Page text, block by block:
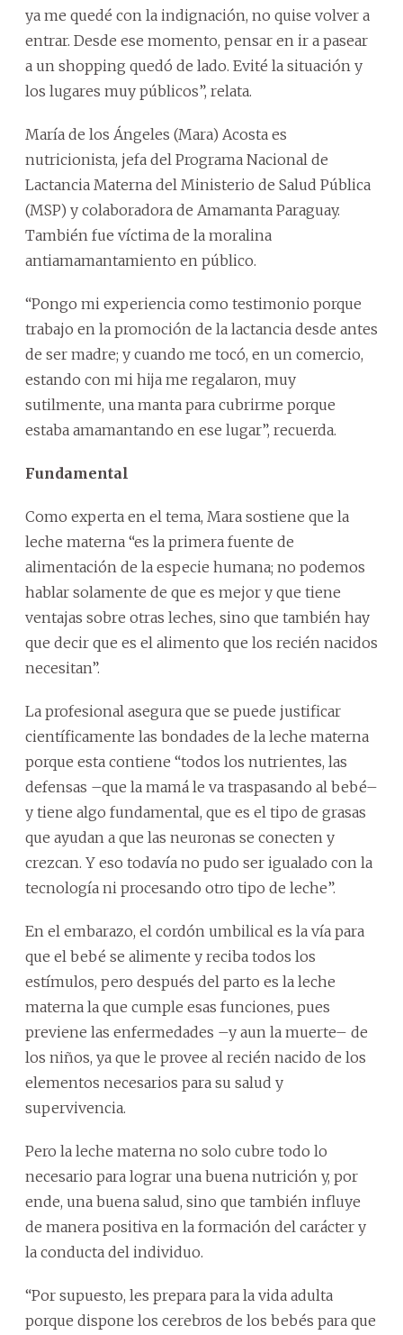
ya me quedé con la indignación, no quise volver a
entrar. Desde ese momento, pensar en ir a pasear
a un shopping quedó de lado. Evité la situación y
los lugares muy públicos”, relata.
María de los Ángeles (Mara) Acosta es
nutricionista, jefa del Programa Nacional de
Lactancia Materna del Ministerio de Salud Pública
(MSP) y colaboradora de Amamanta Paraguay.
También fue víctima de la moralina
antiamamantamiento en público.
“Pongo mi experiencia como testimonio porque
trabajo en la promoción de la lactancia desde antes
de ser madre; y cuando me tocó, en un comercio,
estando con mi hija me regalaron, muy
sutilmente, una manta para cubrirme porque
estaba amamantando en ese lugar”, recuerda.
Fundamental
Como experta en el tema, Mara sostiene que la
leche materna “es la primera fuente de
alimentación de la especie humana; no podemos
hablar solamente de que es mejor y que tiene
ventajas sobre otras leches, sino que también hay
que decir que es el alimento que los recién nacidos
necesitan”.
La profesional asegura que se puede justificar
científicamente las bondades de la leche materna
porque esta contiene “todos los nutrientes, las
defensas –que la mamá le va traspasando al bebé–
y tiene algo fundamental, que es el tipo de grasas
que ayudan a que las neuronas se conecten y
crezcan. Y eso todavía no pudo ser igualado con la
tecnología ni procesando otro tipo de leche”.
En el embarazo, el cordón umbilical es la vía para
que el bebé se alimente y reciba todos los
estímulos, pero después del parto es la leche
materna la que cumple esas funciones, pues
previene las enfermedades –y aun la muerte– de
los niños, ya que le provee al recién nacido de los
elementos necesarios para su salud y
supervivencia.
Pero la leche materna no solo cubre todo lo
necesario para lograr una buena nutrición y, por
ende, una buena salud, sino que también influye
de manera positiva en la formación del carácter y
la conducta del individuo.
“Por supuesto, les prepara para la vida adulta
porque dispone los cerebros de los bebés para que